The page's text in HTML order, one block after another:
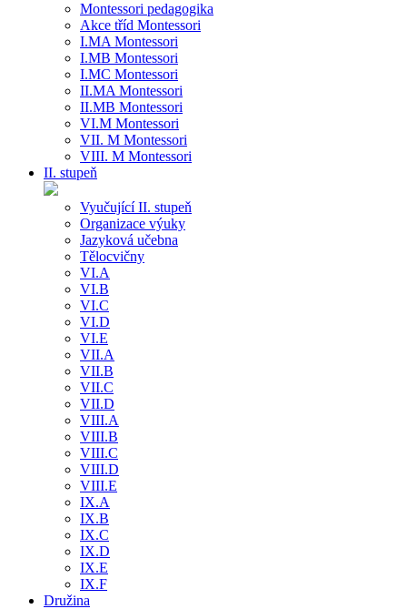
Montessori pedagogika
Akce tříd Montessori
I.MA Montessori
I.MB Montessori
I.MC Montessori
II.MA Montessori
II.MB Montessori
VI.M Montessori
VII. M Montessori
VIII. M Montessori
II. stupeň
Vyučující II. stupeň
Organizace výuky
Jazyková učebna
Tělocvičny
VI.A
VI.B
VI.C
VI.D
VI.E
VII.A
VII.B
VII.C
VII.D
VIII.A
VIII.B
VIII.C
VIII.D
VIII.E
IX.A
IX.B
IX.C
IX.D
IX.E
IX.F
Družina